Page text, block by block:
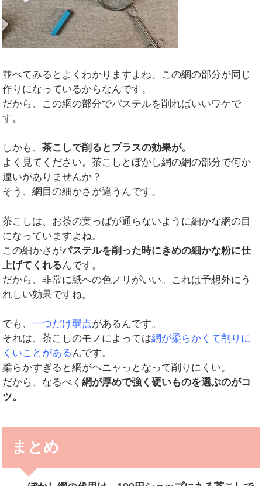
並べてみるとよくわかりますよね。この網の部分が同じ
作りになっているからなんです。
だから、この網の部分でパステルを削ればいいワケで
す。
しかも、 茶こしで削るとプラスの効果が。
よく見てください。茶こしとぼかし網の網の部分で何か
違いがありませんか？
そう、網目の細かさが違うんです。
茶こしは、お茶の葉っぱが通らないように細かな網の目
になっていますよね。
この細かさがパステルを削った時にきめの細かな粉に仕
上げてくれるんです。
だから、非常に紙への色ノリがいい。これは予想外にう
れしい効果ですね。
でも、 一つだけ弱点があるんです。
それは、茶こしのモノによっては網が柔らかくて削りに
くいことがある んです。
柔らかすぎると網がヘニャっとなって削りにくい。
だから、なるべく 網が厚めで強く硬いものを選ぶのがコ
ツ。
まとめ